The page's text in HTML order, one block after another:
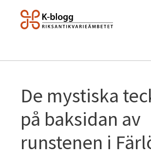
De mystiska
på baksidan av
runstenen i